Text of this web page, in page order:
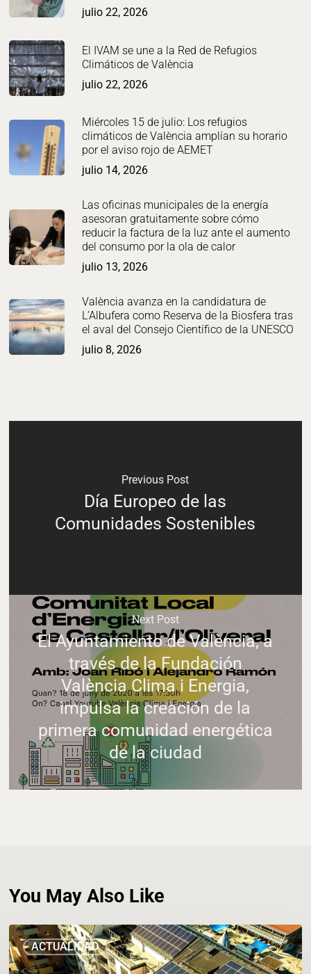
julio 22, 2026
El IVAM se une a la Red de Refugios
Climáticos de València
julio 22, 2026
Miércoles 15 de julio: Los refugios
climáticos de València amplían su horario
por el aviso rojo de AEMET
julio 14, 2026
Las oficinas municipales de la energía
asesoran gratuitamente sobre cómo
reducir la factura de la luz ante el aumento
del consumo por la ola de calor
julio 13, 2026
València avanza en la candidatura de
L’Albufera como Reserva de la Biosfera tras
el aval del Consejo Científico de la UNESCO
julio 8, 2026
Previous Post
Día Europeo de las
Comunidades Sostenibles
Next Post
El Ayuntamiento de València, a
través de la Fundación
València Clima i Energia,
impulsa la creación de la
primera comunidad energética
de la ciudad
You May Also Like
ACTUALIDAD
La
Oficina
de